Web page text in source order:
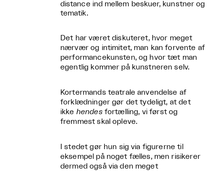
distance ind mellem beskuer, kunstner og
tematik.
Det har været diskuteret, hvor meget
nærvær og intimitet, man kan forvente af
performancekunsten, og hvor tæt man
egentlig kommer på kunstneren selv.
Kortermands teatrale anvendelse af
forklædninger gør det tydeligt, at det
ikke hendesfortælling, vi først og
fremmest skal opleve.
I stedet gør hun sig via figurerne til
eksempel på noget fælles, men risikerer
dermed også via den meget